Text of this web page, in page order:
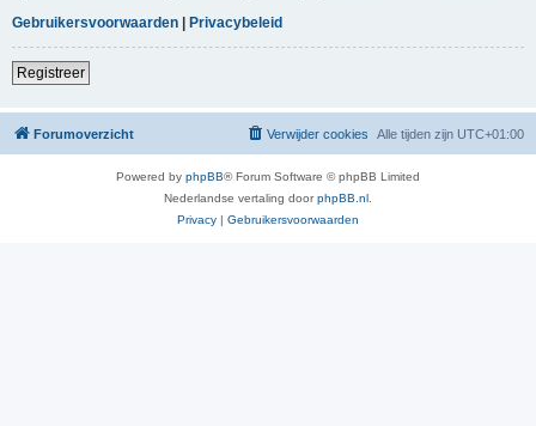
Gebruikersvoorwaarden
Privacybeleid
Registreer
Forumoverzicht Alle tijden zijn UTC+01:00
Verwijder cookies
Powered by phpBB® Forum Software © phpBB Limited
Nederlandse vertaling doorphpBB.nl.
Privacy | Gebruikersvoorwaarden